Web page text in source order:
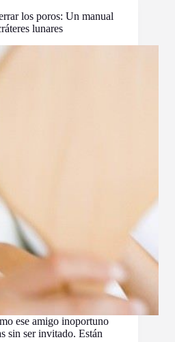
los poros: Un manual
lunares
ese amigo inoportuno
sin ser invitado. Están